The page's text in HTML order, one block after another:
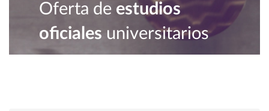
Oferta de estudios
oficiales universitarios